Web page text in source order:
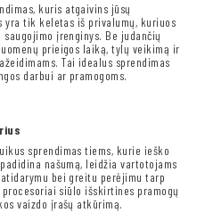
kuris atgaivins jūsų
tik keletas iš privalumų, kuriuos
įrenginys. Be judančių
prieigos laiką, tylų veikimą ir
Tai idealus sprendimas
darbui ar pramogoms.
sprendimas tiems, kurie ieško
našumą, leidžia vartotojams
bei greitu perėjimu tarp
siūlo išskirtines pramogų
vaizdo įrašų atkūrimą.